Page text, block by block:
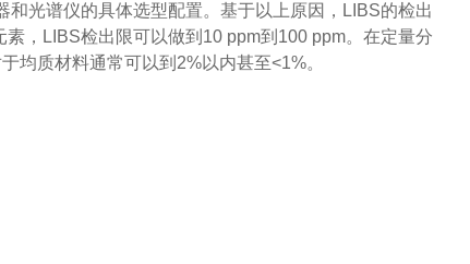
光谱仪的具体选型配置。基于以上原因，LIBS的检出
，LIBS检出限可以做到10 ppm到100 ppm。在定量分
均质材料通常可以到2%以内甚至<1%。